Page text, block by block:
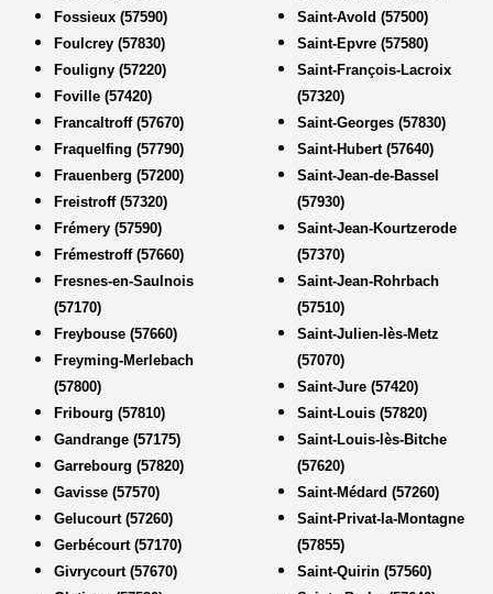
Fossieux (57590)
Foulcrey (57830)
Fouligny (57220)
Foville (57420)
Francaltroff (57670)
Fraquelfing (57790)
Frauenberg (57200)
Freistroff (57320)
Frémery (57590)
Frémestroff (57660)
Fresnes-en-Saulnois
(57170)
Freybouse (57660)
Freyming-Merlebach
(57800)
Fribourg (57810)
Gandrange (57175)
Garrebourg (57820)
Gavisse (57570)
Gelucourt (57260)
Gerbécourt (57170)
Givrycourt (57670)
Saint-Avold (57500)
Saint-Epvre (57580)
Saint-François-Lacroix
(57320)
Saint-Georges (57830)
Saint-Hubert (57640)
Saint-Jean-de-Bassel
(57930)
Saint-Jean-Kourtzerode
(57370)
Saint-Jean-Rohrbach
(57510)
Saint-Julien-lès-Metz
(57070)
Saint-Jure (57420)
Saint-Louis (57820)
Saint-Louis-lès-Bitche
(57620)
Saint-Médard (57260)
Saint-Privat-la-Montagne
(57855)
Saint-Quirin (57560)